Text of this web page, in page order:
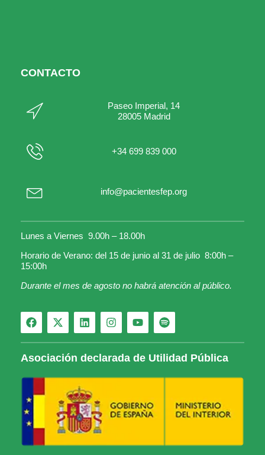
CONTACTO
Paseo Imperial, 14
28005 Madrid
+34 699 839 000
info@pacientesfep.org
Lunes a Viernes 9.00h – 18.00h
Horario de Verano: del 15 de junio al 31 de julio 8:00h –
15:00h
Durante el mes de agosto no habrá atención al público.
Asociación declarada de Utilidad Pública